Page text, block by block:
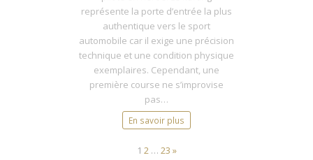
karting
représente la porte d’entrée la plus
authentique vers le sport
automobile car il exige une précision
technique et une condition physique
exemplaires. Cependant, une
première course ne s’improvise
pas…
En savoir plus
Page:
1 2 … 23 Next
»